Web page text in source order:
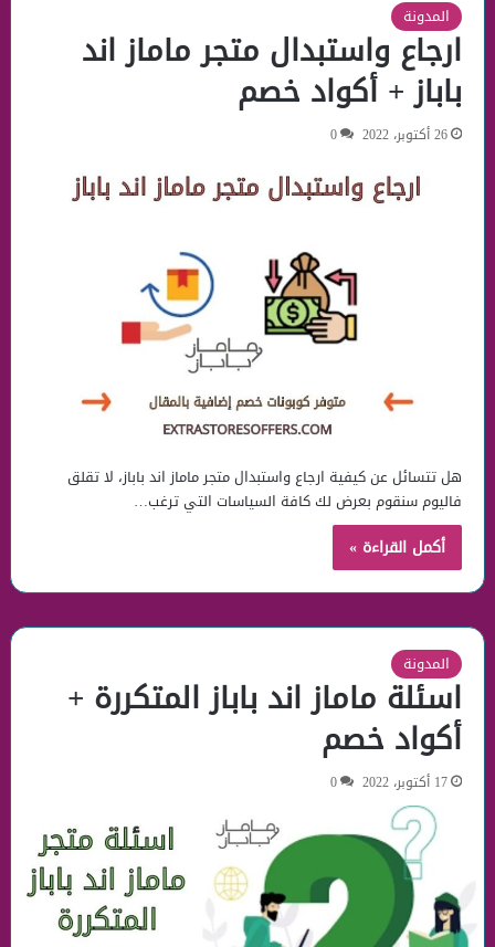
المدونة
ارجاع واستبدال متجر ماماز اند
باباز + أكواد خصم
26 أكتوبر، 2022 0
هل تتسائل عن كيفية ارجاع واستبدال متجر ماماز اند باباز، لا تقلق
فاليوم سنقوم بعرض لك كافة السياسات التي ترغب…
أكمل القراءة »
المدونة
اسئلة ماماز اند باباز المتكررة +
أكواد خصم
17 أكتوبر، 2022 0